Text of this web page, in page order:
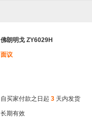
佛朗明戈 ZY6029H
面议
自买家付款之日起 3 天内发货
长期有效